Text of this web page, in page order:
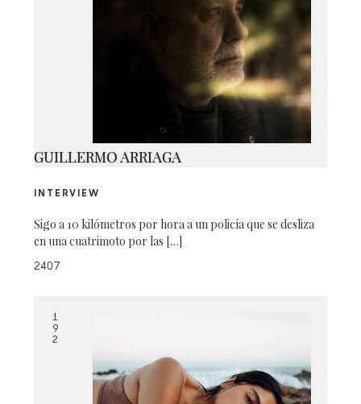
IMAGE00005
GUILLERMO ARRIAGA
INTERVIEW
Sigo a 10 kilómetros por hora a un policía que se desliza
en una cuatrimoto por las […]
2407
1
9
2